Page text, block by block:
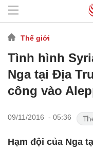
Thế giới
Tình hình
Nga tại Địa
công vào
09/11/2016 - 05:36
Hạm đội của Nga